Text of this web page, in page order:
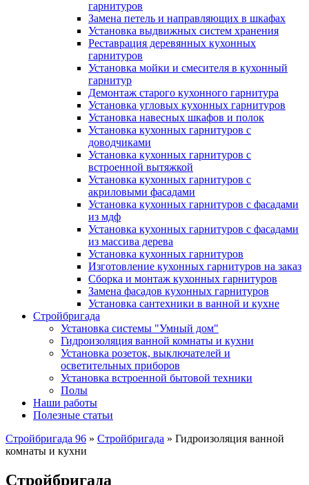
гарнитуров
Замена петель и направляющих в шкафах
Установка выдвижных систем хранения
Реставрация деревянных кухонных
гарнитуров
Установка мойки и смесителя в кухонный
гарнитур
Демонтаж старого кухонного гарнитура
Установка угловых кухонных гарнитуров
Установка навесных шкафов и полок
Установка кухонных гарнитуров с
доводчиками
Установка кухонных гарнитуров с
встроенной вытяжкой
Установка кухонных гарнитуров с
акриловыми фасадами
Установка кухонных гарнитуров с фасадами
из мдф
Установка кухонных гарнитуров с фасадами
из массива дерева
Установка кухонных гарнитуров
Изготовление кухонных гарнитуров на заказ
Сборка и монтаж кухонных гарнитуров
Замена фасадов кухонных гарнитуров
Установка сантехники в ванной и кухне
Стройбригада
Установка системы "Умный дом"
Гидроизоляция ванной комнаты и кухни
Установка розеток, выключателей и
осветительных приборов
Установка встроенной бытовой техники
Полы
Наши работы
Полезные статьи
Стройбригада 96 » Стройбригада » Гидроизоляция ванной
комнаты и кухни
Стройбригада